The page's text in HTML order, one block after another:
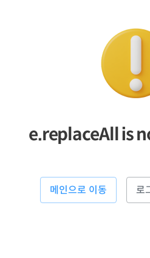
e.replaceAll is
메인으로 이동 로